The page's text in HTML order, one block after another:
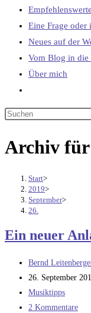
Eine Frage
Neues auf der
Vom Blog in die
Über mich
umschalten
Archiv für
Start>
2019>
September>
26.
Ein neuer
Beitrags-
Autor:
Bernd
Beitrag
veröffentlicht:
26. September
Beitrags-
Kategorie:
Musiktipps
Beitrags-
2 Kommentare